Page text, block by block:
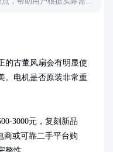
的古董风扇会有明显使
。电机是否原装非常重
3000元，复刻新品
商或可靠二手平台购